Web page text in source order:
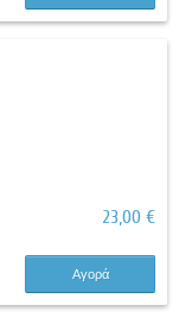
23,00 €
Αγορά